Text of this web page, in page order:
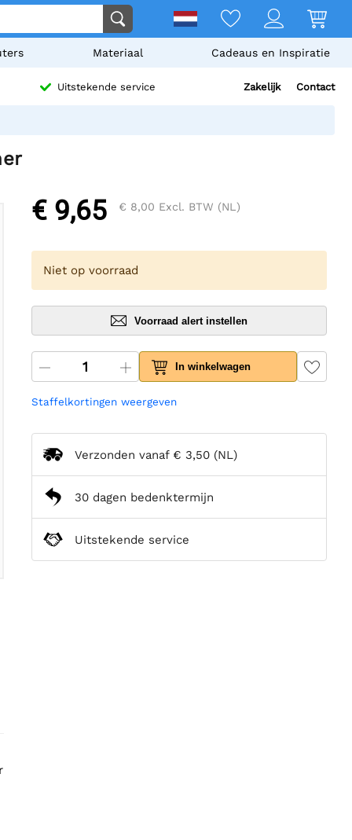
Materiaal Cadeaus en Inspiratie
Uitstekende service Zakelijk Contact
€ 9,65 € 8,00 Excl. BTW (NL)
Niet op voorraad
Voorraad alert instellen
In winkelwagen
Staffelkortingen weergeven
Verzonden vanaf € 3,50 (NL)
30 dagen bedenktermijn
Uitstekende service